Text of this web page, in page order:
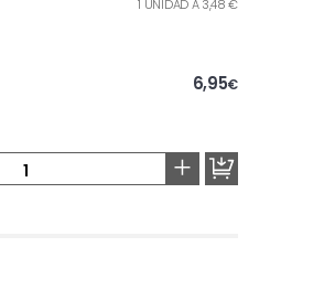
1 UNIDAD A 3,48 €
6,95€
+